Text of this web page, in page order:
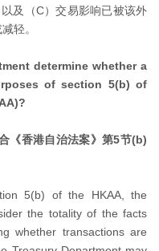
及（C）交易影响已被该外
轻。
determine whether a
of section 5(b) of
《香港自治法案》第5节(b)
5(b) of the HKAA, the
the totality of the facts
whether transactions are